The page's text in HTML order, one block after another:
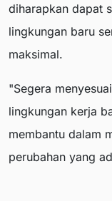
diharapkan dapat
lingkungan baru
maksimal.
"Segera
lingkungan kerja
membantu dalam
perubahan yang